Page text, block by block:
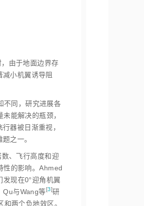
由于地面边界存
小机翼诱导阻
不同，研究进展各
能解决的瓶颈，
器被日渐重视，
之一。
、飞行高度和迎
性的影响。Ahmed
现在0°迎角机翼
Qu与Wang等[3]研
两个负地效区。